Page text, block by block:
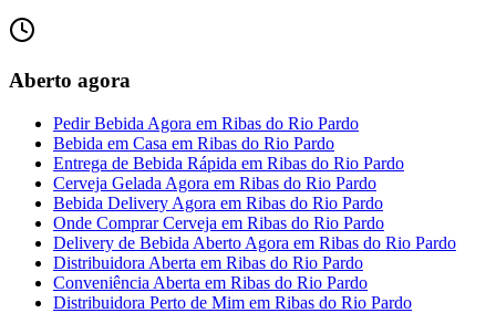
Aberto agora
Pedir Bebida Agora em Ribas do Rio Pardo
Bebida em Casa em Ribas do Rio Pardo
Entrega de Bebida Rápida em Ribas do Rio Pardo
Cerveja Gelada Agora em Ribas do Rio Pardo
Bebida Delivery Agora em Ribas do Rio Pardo
Onde Comprar Cerveja em Ribas do Rio Pardo
Delivery de Bebida Aberto Agora em Ribas do Rio Pardo
Distribuidora Aberta em Ribas do Rio Pardo
Conveniência Aberta em Ribas do Rio Pardo
Distribuidora Perto de Mim em Ribas do Rio Pardo